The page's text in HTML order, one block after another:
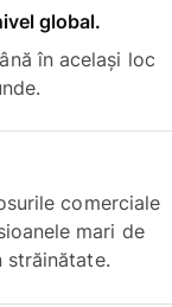
global.
în același loc
comerciale
mari de
străinătate.